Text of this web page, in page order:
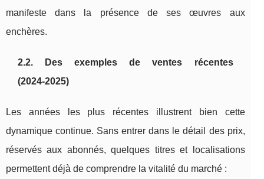
manifeste dans la présence de ses œuvres aux
enchères.
2.2. Des exemples de ventes récentes
(2024‑2025)
Les années les plus récentes illustrent bien cette
dynamique continue. Sans entrer dans le détail des prix,
réservés aux abonnés, quelques titres et localisations
permettent déjà de comprendre la vitalité du marché :